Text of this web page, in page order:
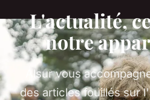
L'actualité,
notre
Alsur vous
des articles fouillés sur